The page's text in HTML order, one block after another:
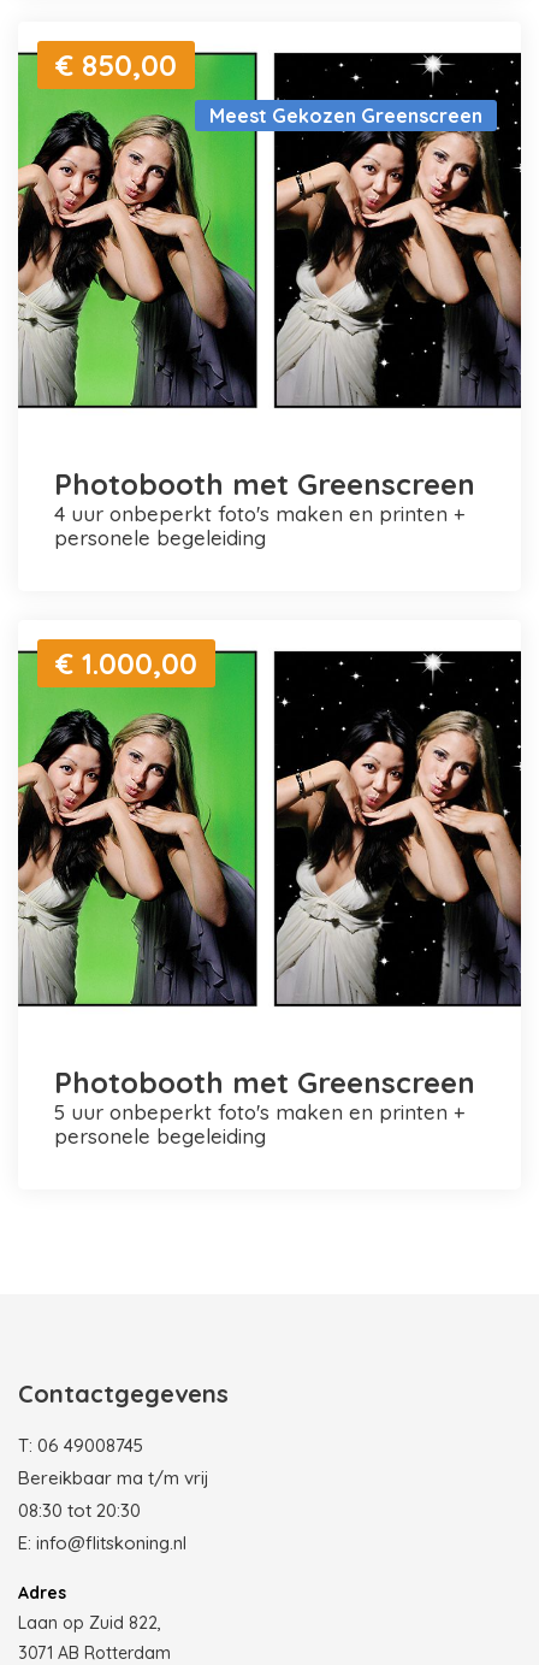
Meest Gekozen Greenscreen
€ 850,00
Photobooth met Greenscreen
4 uur onbeperkt foto's maken en printen +
personele begeleiding
€ 1.000,00
Photobooth met Greenscreen
5 uur onbeperkt foto's maken en printen +
personele begeleiding
Contactgegevens
T: 06 49008745
Bereikbaar ma t/m vrij
08:30 tot 20:30
E: info@flitskoning.nl
Adres
Laan op Zuid 822,
3071 AB Rotterdam